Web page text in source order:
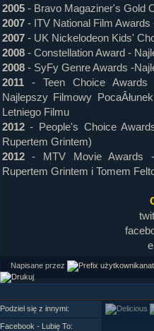
2005- Bravo Magaziner's Gold
2007- ITV National Film
2007- UK Nickelodeon Kids'
2008- Constellation Award -
2008- SyFy Genre Awards -
2011- Teen Choice Awards
Najlepszy Filmowy
Letniego Filmu
2012- People's Choice
Rupertem Grintem)
2012- MTV Movie Awards -
Rupertem Grintem i Tomem
Napisane przez
Podziel się z innymi:
Facebook - Lubię To: